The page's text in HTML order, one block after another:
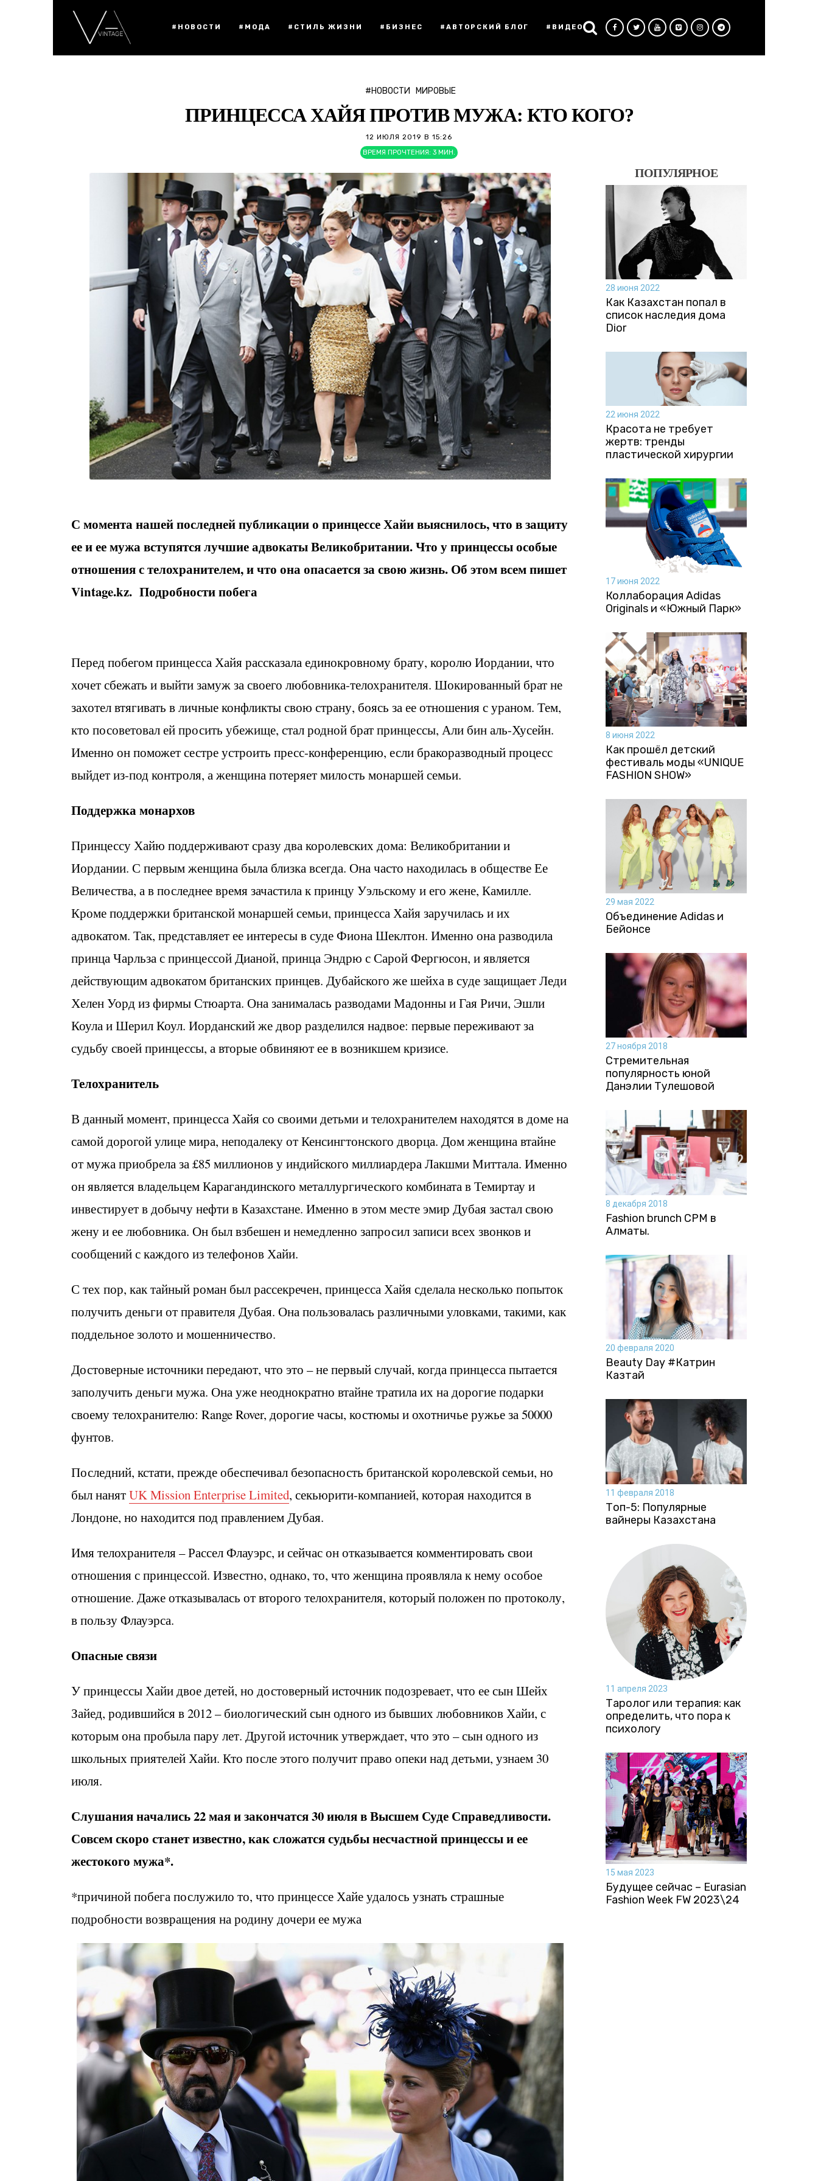
#НОВОСТИ #МОДА #СТИЛЬ ЖИЗНИ #БИЗНЕС #АВТОРСКИЙ БЛОГ #ВИДЕО
#НОВОСТИ МИРОВЫЕ
ПРИНЦЕССА ХАЙЯ ПРОТИВ МУЖА: КТО КОГО?
12 ИЮЛЯ 2019 В 15:26
ВРЕМЯ ПРОЧТЕНИЯ: 3 МИН.
С момента нашей последней публикации о принцессе Хайи выяснилось, что в защиту
ее и ее мужа вступятся лучшие адвокаты Великобритании. Что у принцессы особые
отношения с телохранителем, и что она опасается за свою жизнь. Об этом всем пишет
Vintage.kz. Подробности побега
Перед побегом принцесса Хайя рассказала единокровному брату, королю Иордании, что
хочет сбежать и выйти замуж за своего любовника-телохранителя. Шокированный брат не
захотел втягивать в личные конфликты свою страну, боясь за ее отношения с ураном. Тем,
кто посоветовал ей просить убежище, стал родной брат принцессы, Али бин аль-Хусейн.
Именно он поможет сестре устроить пресс-конференцию, если бракоразводный процесс
выйдет из-под контроля, а женщина потеряет милость монаршей семьи.
Поддержка монархов
Принцессу Хайю поддерживают сразу два королевских дома: Великобритании и
Иордании. С первым женщина была близка всегда. Она часто находилась в обществе Ее
Величества, а в последнее время зачастила к принцу Уэльскому и его жене, Камилле.
Кроме поддержки британской монаршей семьи, принцесса Хайя заручилась и их
адвокатом. Так, представляет ее интересы в суде Фиона Шеклтон. Именно она разводила
принца Чарльза с принцессой Дианой, принца Эндрю с Сарой Фергюсон, и является
действующим адвокатом британских принцев. Дубайского же шейха в суде защищает Леди
Хелен Уорд из фирмы Стюарта. Она занималась разводами Мадонны и Гая Ричи, Эшли
Коула и Шерил Коул. Иорданский же двор разделился надвое: первые переживают за
судьбу своей принцессы, а вторые обвиняют ее в возникшем кризисе.
Телохранитель
В данный момент, принцесса Хайя со своими детьми и телохранителем находятся в доме на
самой дорогой улице мира, неподалеку от Кенсингтонского дворца. Дом женщина втайне
от мужа приобрела за £85 миллионов у индийского миллиардера Лакшми Миттала. Именно
он является владельцем Карагандинского металлургического комбината в Темиртау и
инвестирует в добычу нефти в Казахстане. Именно в этом месте эмир Дубая застал свою
жену и ее любовника. Он был взбешен и немедленно запросил записи всех звонков и
сообщений с каждого из телефонов Хайи.
С тех пор, как тайный роман был рассекречен, принцесса Хайя сделала несколько попыток
получить деньги от правителя Дубая. Она пользовалась различными уловками, такими, как
поддельное золото и мошенничество.
Достоверные источники передают, что это – не первый случай, когда принцесса пытается
заполучить деньги мужа. Она уже неоднократно втайне тратила их на дорогие подарки
своему телохранителю: Range Rover, дорогие часы, костюмы и охотничье ружье за 50000
фунтов.
Последний, кстати, прежде обеспечивал безопасность британской королевской семьи, но
был нанятUK Mission Enterprise Limited, секьюрити-компанией, которая находится в
Лондоне, но находится под правлением Дубая.
Имя телохранителя – Рассел Флауэрс, и сейчас он отказывается комментировать свои
отношения с принцессой. Известно, однако, то, что женщина проявляла к нему особое
отношение. Даже отказывалась от второго телохранителя, который положен по протоколу,
в пользу Флауэрса.
Опасные связи
У принцессы Хайи двое детей, но достоверный источник подозревает, что ее сын Шейх
Зайед, родившийся в 2012 – биологический сын одного из бывших любовников Хайи, с
которым она пробыла пару лет. Другой источник утверждает, что это – сын одного из
школьных приятелей Хайи. Кто после этого получит право опеки над детьми, узнаем 30
июля.
Слушания начались 22 мая и закончатся 30 июля в Высшем Суде Справедливости.
Совсем скоро станет известно, как сложатся судьбы несчастной принцессы и ее
жестокого мужа*.
*причиной побега послужило то, что принцессе Хайе удалось узнать страшные
подробности возвращения на родину дочери ее мужа
ПОПУЛЯРНОЕ
28 июня 2022
Как Казахстан попал в
список наследия дома
Dior
22 июня 2022
Красота не требует
жертв: тренды
пластической хирургии
17 июня 2022
Коллаборация Аdidas
Originals и «Южный Парк»
8 июня 2022
Как прошёл детский
фестиваль моды «UNIQUE
FASHION SHOW»
29 мая 2022
Объединение Adidas и
Бейонсе
27 ноября 2018
Стремительная
популярность юной
Данэлии Тулешовой
8 декабря 2018
Fashion brunch CPM в
Алматы.
20 февраля 2020
Beauty Day #Катрин
Казтай
11 февраля 2018
Топ-5: Популярные
вайнеры Казахстана
11 апреля 2023
Таролог или терапия: как
определить, что пора к
психологу
15 мая 2023
Будущее сейчас – Eurasian
Fashion Week FW 2023\24